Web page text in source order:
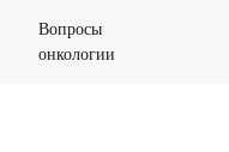
Наследственный
Вопросы
онкологии